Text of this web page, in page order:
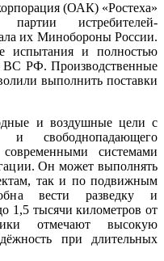
(ОАК) «Ростеха»
истребителей-
их Минобороны России.
испытания и полностью
ВС РФ. Производственные
выполнить поставки
и воздушные цели с
и свободнопадающего
системами
Он может выполнять
так и по подвижным
вести разведку и
1,5 тысячи километров от
отмечают высокую
при длительных